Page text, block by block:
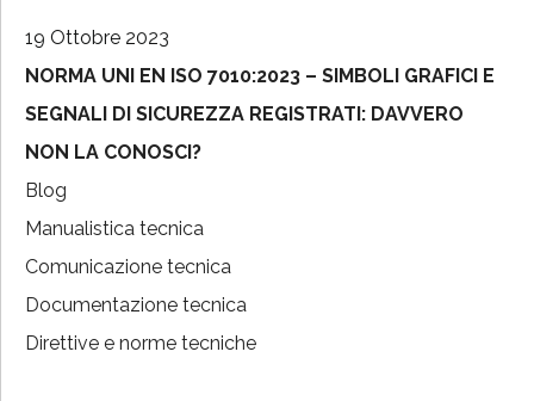
19 Ottobre 2023
NORMA UNI EN ISO 7010:2023 – SIMBOLI GRAFICI E
SEGNALI DI SICUREZZA REGISTRATI: DAVVERO
NON LA CONOSCI?
Blog
Manualistica tecnica
Comunicazione tecnica
Documentazione tecnica
Direttive e norme tecniche